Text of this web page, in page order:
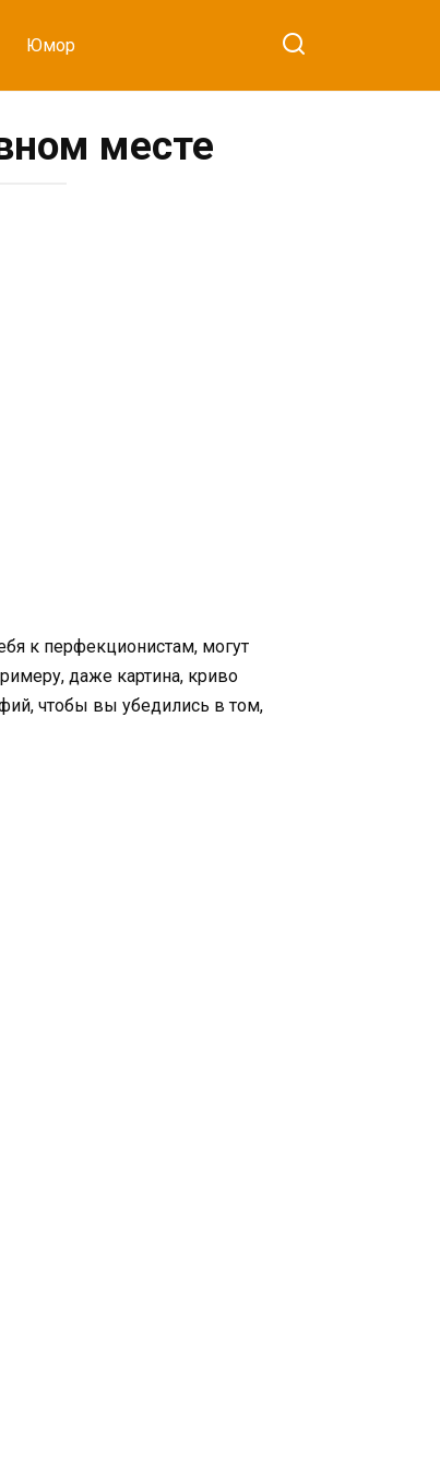
Юмор
месте
к перфекционистам, могут
даже картина, криво
чтобы вы убедились в том,